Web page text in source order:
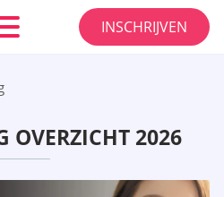
INSCHRIJVEN
OVERZICHT 2026